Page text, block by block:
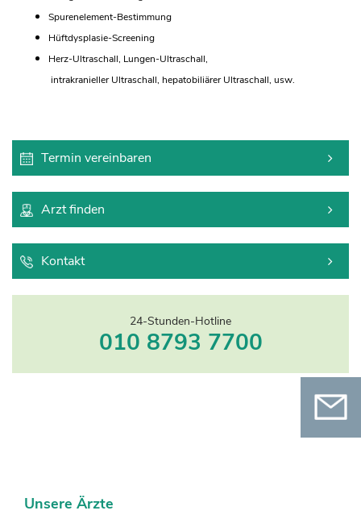
Spurenelement-Bestimmung
Hüftdysplasie-Screening
Herz-Ultraschall, Lungen-Ultraschall,
intrakranieller Ultraschall, hepatobiliärer Ultraschall, usw.
Termin vereinbaren
Arzt finden
Kontakt
24-Stunden-Hotline
010 8793 7700
Unsere Ärzte